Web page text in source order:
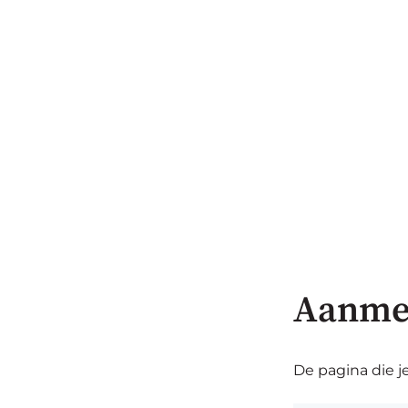
De pagina die